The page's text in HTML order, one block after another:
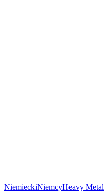
NiemieckiNiemcyHeavy Metal